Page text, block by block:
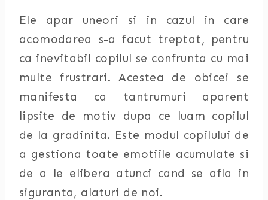
Ele apar uneori si in cazul in care
acomodarea s-a facut treptat, pentru
ca inevitabil copilul se confrunta cu mai
multe frustrari. Acestea de obicei se
manifesta ca tantrumuri aparent
lipsite de motiv dupa ce luam copilul
de la gradinita. Este modul copilului de
a gestiona toate emotiile acumulate si
de a le elibera atunci cand se afla in
siguranta, alaturi de noi.